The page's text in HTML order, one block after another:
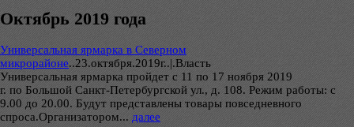
Октябрь 2019 года
Универсальная ярмарка в Северном
микрорайоне..23.октября.2019г..|.Власть
Универсальная ярмарка пройдет с 11 по 17 ноября 2019
г. по Большой Санкт-Петербургской ул., д. 108. Режим работы: с
9.00 до 20.00. Будут представлены товары повседневного
спроса.Организатором... далее